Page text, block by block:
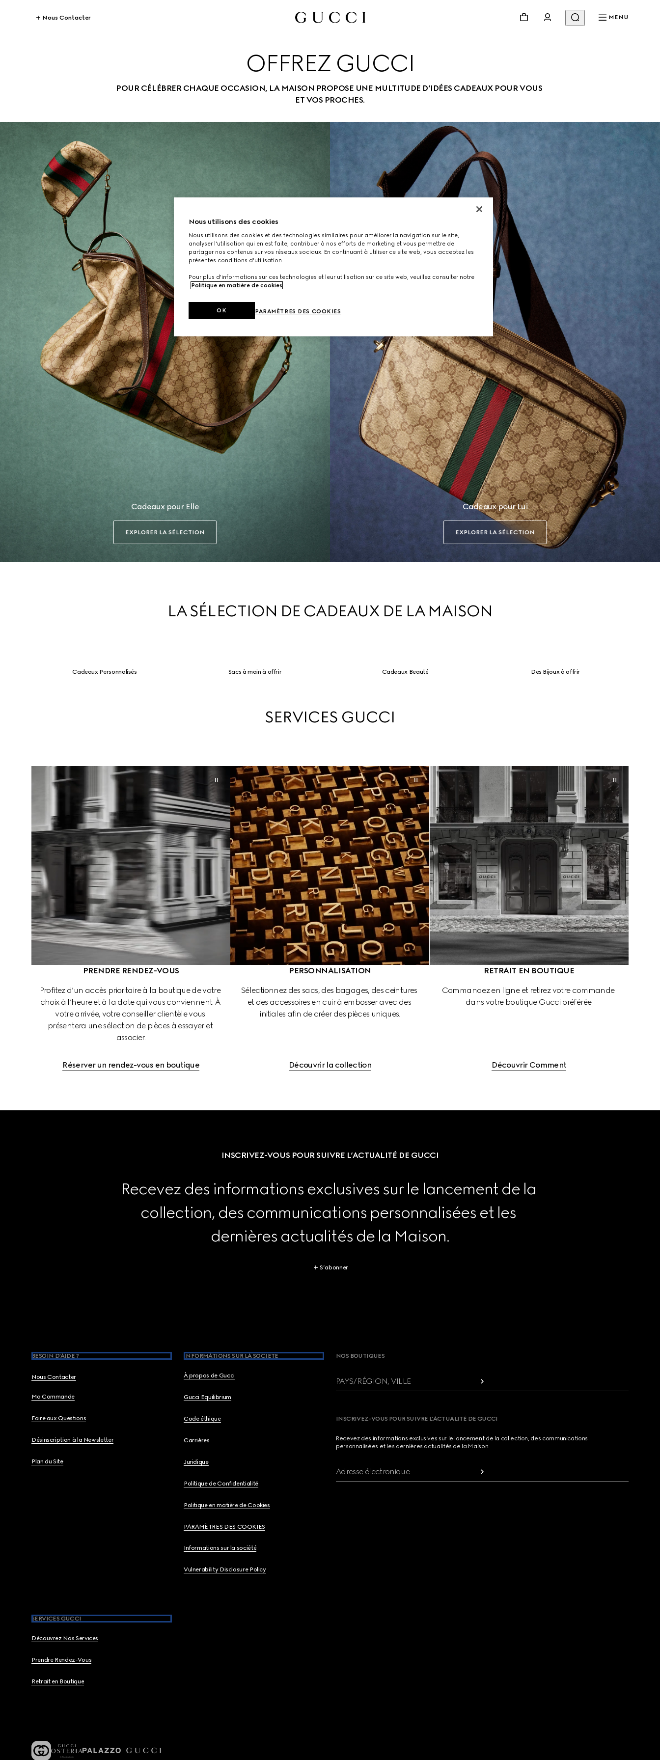
Nous Contacter MENU
OFFREZ GUCCI
POUR CÉLÉBRER CHAQUE OCCASION, LA MAISON PROPOSE UNE MULTITUDE D’IDÉES CADEAUX POUR VOUS
ET VOS PROCHES.
Cadeaux pour Elle
EXPLORER LA SÉLECTION
Cadeaux pour Lui
EXPLORER LA SÉLECTION
LA SÉLECTION DE CADEAUX DE LA MAISON
Cadeaux Personnalisés Sacs à main à offrir Cadeaux Beauté Des Bijoux à offrir
SERVICES GUCCI
PRENDRE RENDEZ-VOUS
Profitez d’un accès prioritaire à la boutique de votre
choix à l’heure et à la date qui vous conviennent. À
votre arrivée, votre conseiller clientèle vous
présentera une sélection de pièces à essayer et
associer.
Réserver un rendez-vous en boutique
PERSONNALISATION
Sélectionnez des sacs, des bagages, des ceintures
et des accessoires en cuir à embosser avec des
initiales afin de créer des pièces uniques.
Découvrir la collection
RETRAIT EN BOUTIQUE
Commandez en ligne et retirez votre commande
dans votre boutique Gucci préférée.
Découvrir Comment
INSCRIVEZ-VOUS POUR SUIVRE L’ACTUALITÉ DE GUCCI
Recevez des informations exclusives sur le lancement de la
collection, des communications personnalisées et les
dernières actualités de la Maison.
S’abonner
BESOIN D'AIDE ?
Nous Contacter
Ma Commande
Foire aux Questions
Désinscription à la Newsletter
Plan du Site
INFORMATIONS SUR LA SOCIETE
À propos de Gucci
Gucci Equilibrium
Code éthique
Carrières
Juridique
Politique de Confidentialité
Politique en matière de Cookies
PARAMÈTRES DES COOKIES
Informations sur la société
Vulnerability Disclosure Policy
SERVICES GUCCI
Découvrez Nos Services
Prendre Rendez-Vous
Retrait en Boutique
NOS BOUTIQUES
PAYS/RÉGION, VILLE
INSCRIVEZ-VOUS POUR SUIVRE L’ACTUALITÉ DE GUCCI
Recevez des informations exclusives sur le lancement de la collection, des communications
personnalisées et les dernières actualités de la Maison.
Adresse électronique
Nous utilisons des cookies
Nous utilisons des cookies et des technologies similaires pour améliorer la navigation sur le site,
analyser l'utilisation qui en est faite, contribuer à nos efforts de marketing et vous permettre de
partager nos contenus sur vos réseaux sociaux. En continuant à utiliser ce site web, vous acceptez les
présentes conditions d'utilisation.
Pour plus d'informations sur ces technologies et leur utilisation sur ce site web, veuillez consulter notre
Politique en matière de cookies.
PARAMÈTRES DES COOKIES
OK